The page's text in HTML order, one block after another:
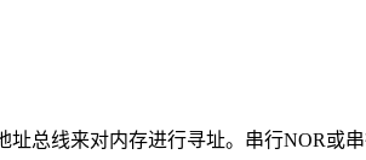
总线来对内存进行寻址。串行NOR或